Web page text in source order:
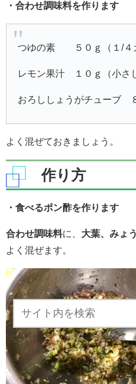
・合わせ調味料を作ります
つゆの素 ５０ｇ（１/４
レモン果汁 １０ｇ（小さ
おろししょうがチューブ
よく混ぜておきましょう。
作り方
・食べるポン酢を作ります
合わせ調味料に、 大葉、みょ
よく混ぜます。